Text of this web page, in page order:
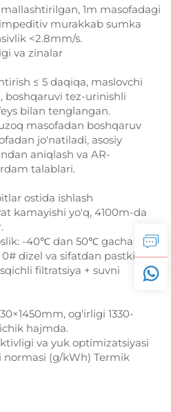
1m masofadagi
murakkab sumka
<2.8mm/s.
va zinalar
≤ 5 daqiqa, maslovchi
tez-urinishli
bilan tenglangan.
masofadan boshqaruv
jo'natiladi, asosiy
aniqlash va AR-
talablari.
ostida ishlash
kamayishi yo'q, 4100m-da
-40℃ dan 50℃ gacha
dizel va sifatdan pastki
filtratsiya + suvni
og'irligi 1330-
hajmda.
va yuk optimizatsiyasi
normasi (g/kWh) Termik